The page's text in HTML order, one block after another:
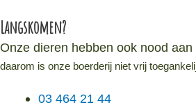
Langskomen?
Onze dieren hebben ook nood aan
daarom is onze boerderij niet vrij
03 464 21 44